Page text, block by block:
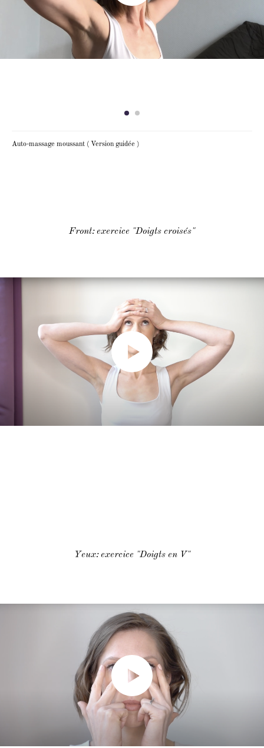
Auto-massage moussant ( Version guidée )
Front: exercice "Doigts croisés"
Yeux: exercice "Doigts en V"